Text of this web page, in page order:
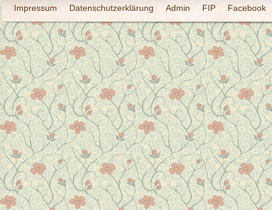
Impressum Datenschutzerklärung Admin FIP Facebook